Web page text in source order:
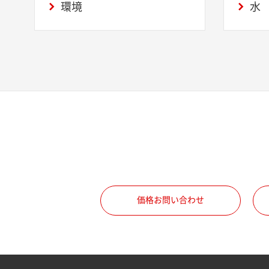
環境 水
価格お問い合わせ